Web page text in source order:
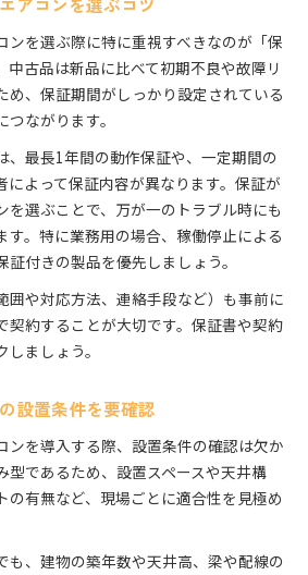
アコンを選ぶコツ
ンを選ぶ際に特に重視すべきなのが「保
中古品は新品に比べて初期不良や故障リ
め、保証期間がしっかり設定されている
ながります。
、最長1年間の動作保証や、一定期間の
によって保証内容が異なります。保証が
を選ぶことで、万が一のトラブル時にも
す。特に業務用の場合、稼働停止による
付きの製品を優先しましょう。
囲や対応方法、連絡手段など）も事前に
契約することが大切です。保証書や契約
ましょう。
設置条件を要確認
ンを導入する際、設置条件の確認は欠か
型であるため、設置スペースや天井構
の有無など、現場ごとに適合性を見極め
も、建物の築年数や天井高、梁や配線の